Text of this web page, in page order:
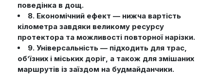
поведінка в дощ.
8. Економічний ефект — нижча вартість
кілометра завдяки великому ресурсу
протектора та можливості повторної нарізки.
9. Універсальність — підходить для трас,
об’їзних і міських доріг, а також для змішаних
маршрутів із заїздом на будмайданчики.